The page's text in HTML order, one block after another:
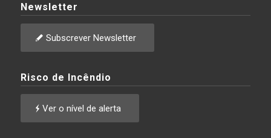
Newsletter
Subscrever Newsletter
Risco de Incêndio
Ver o nível de alerta